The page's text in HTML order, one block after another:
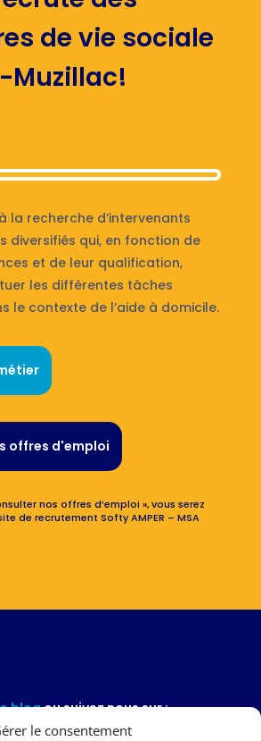
le consentement
de vie sociale
Muzillac!
la recherche d’intervenants
diversifiés qui, en fonction de
et de leur qualification,
les différentes tâches
le contexte de l’aide à domicile.
offres d'emploi
nos offres d’emploi », vous serez
de recrutement Softy AMPER – MSA
blogou suivez nous sur :